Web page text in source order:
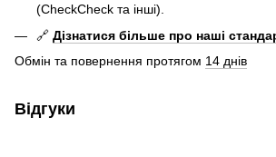
(CheckCheck та інші).
🔗 Дізнатися більше про наші
Обмін та повернення протягом 14 днів
Відгуки